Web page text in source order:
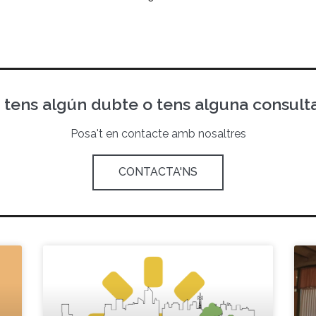
tens algún dubte o tens alguna
Posa't en contacte amb nosaltres
CONTACTA'NS